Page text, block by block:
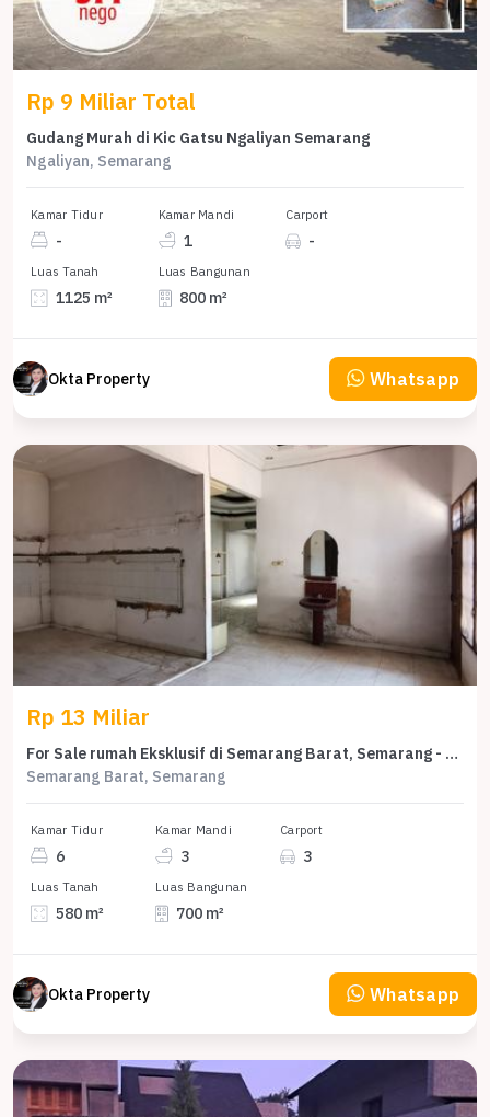
Rp 9 Miliar Total
Gudang Murah di Kic Gatsu Ngaliyan Semarang
Ngaliyan, Semarang
Kamar Tidur
-
Kamar Mandi
1
Carport
-
Luas Tanah
1125 m²
Luas Bangunan
800 m²
Okta Property Whatsapp
Rp 13 Miliar
For Sale rumah Eksklusif di Semarang Barat, Semarang - LT 580m²
Semarang Barat, Semarang
Kamar Tidur
6
Kamar Mandi
3
Carport
3
Luas Tanah
580 m²
Luas Bangunan
700 m²
Okta Property Whatsapp